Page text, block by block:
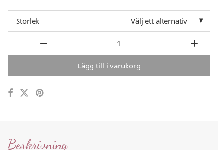
Storlek Välj ett alternativ
Lägg till i varukorg
Beskrivning